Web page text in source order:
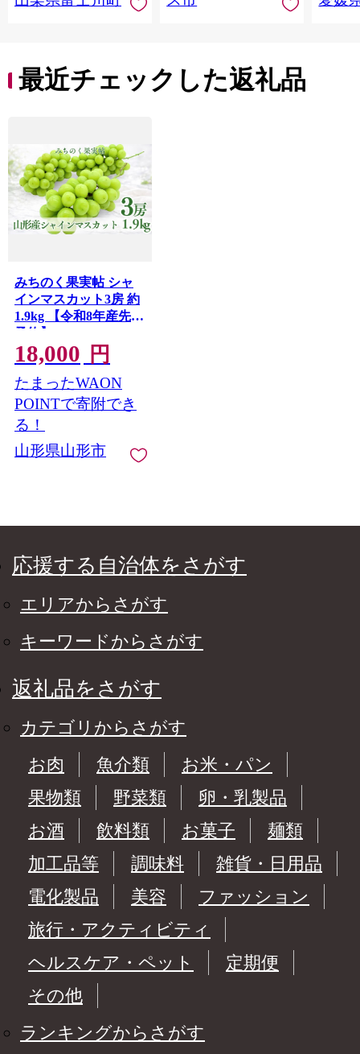
最近チェックした返礼品
みちのく果実帖 シャ
インマスカット3房 約
1.9kg 【令和8年産先行
予約】FS25-151
18,000 円
たまったWAON
POINTで寄附でき
る！
山形県山形市
応援する自治体をさがす
エリアからさがす
キーワードからさがす
返礼品をさがす
カテゴリからさがす
お肉
魚介類
お米・パン
果物類
野菜類
卵・乳製品
お酒
飲料類 お菓子
麺類
加工品等
調味料
雑貨・日用品
電化製品
美容
ファッション
旅行・アクティビティ
ヘルスケア・ペット
定期便
その他
ランキングからさがす